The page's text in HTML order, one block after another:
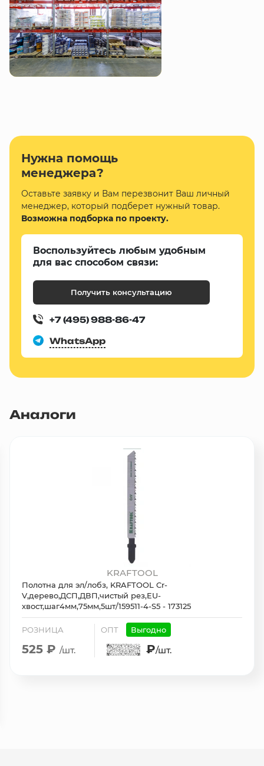
Нужна помощь
менеджера?
Оставьте заявку и Вам перезвонит Ваш личный
менеджер, который подберет нужный товар.
Возможна подборка по проекту.
Воспользуйтесь любым удобным
для вас способом связи:
Получить консультацию
+7 (495) 988-86-47
WhatsApp
Аналоги
KRAFTOOL
Полотна для эл/лобз, KRAFTOOL Cr-
V,дерево,ДСП,ДВП,чистый рез,EU-
хвост,шаг4мм,75мм,5шт/159511-4-S5 - 173125
РОЗНИЦА
525 ₽ /шт.
ОПТ Выгодно
₽/шт.